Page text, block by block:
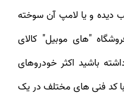
دیده و یا لامپ آن سوخته
"های موبیل" کالای
باشید اکثر خودروهای
با کد فنی های مختلف در یک